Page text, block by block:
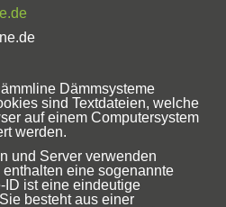
Dämmsysteme
sind Textdateien, welche
auf einem Computersystem
werden.
und Server verwenden
eine sogenannte
ist eine eindeutige
besteht aus einer